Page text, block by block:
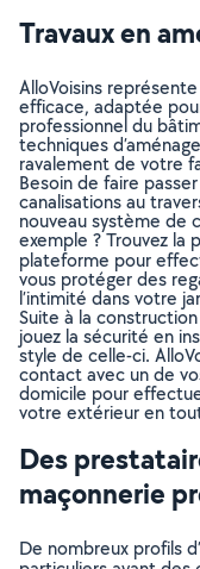
Travaux en
AlloVoisins
efficace, adaptée
professionnel du
techniques
ravalement de votre
Besoin de faire
canalisations au
nouveau système de
exemple ? Trouvez la
plateforme pour
vous protéger des
l’intimité dans votre
Suite à la
jouez la sécurité en
style de celle-ci.
contact avec un de
domicile pour
votre extérieur en
Des
maçonnerie
De nombreux profils